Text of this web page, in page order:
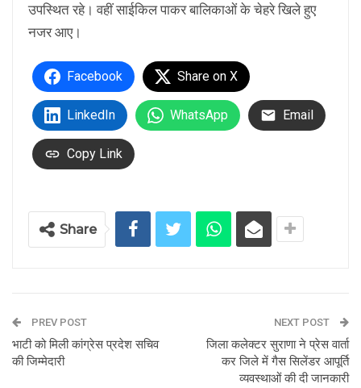
उपस्थित रहे। वहीं साईकिल पाकर बालिकाओं के चेहरे खिले हुए
नजर आए।
Facebook Share on X
LinkedIn WhatsApp Email
Copy Link
Share
PREV POST
भाटी को मिली कांग्रेस प्रदेश सचिव
की जिम्मेदारी
NEXT POST
जिला कलेक्टर सुराणा ने प्रेस वार्ता
कर जिले में गैस सिलेंडर आपूर्ति
व्यवस्थाओं की दी जानकारी